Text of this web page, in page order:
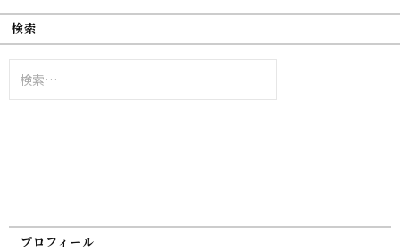
検索
索:
プロフィール